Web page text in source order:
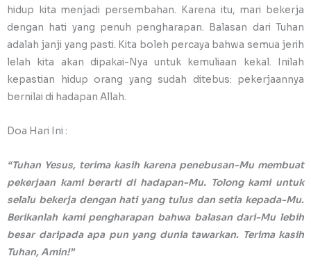
hidup kita menjadi persembahan. Karena itu, mari bekerja
dengan hati yang penuh pengharapan. Balasan dari Tuhan
adalah janji yang pasti. Kita boleh percaya bahwa semua jerih
lelah kita akan dipakai-Nya untuk kemuliaan kekal. Inilah
kepastian hidup orang yang sudah ditebus: pekerjaannya
bernilai di hadapan Allah.
Doa Hari Ini :
“Tuhan Yesus, terima kasih karena penebusan-Mu membuat
pekerjaan kami berarti di hadapan-Mu. Tolong kami untuk
selalu bekerja dengan hati yang tulus dan setia kepada-Mu.
Berikanlah kami pengharapan bahwa balasan dari-Mu lebih
besar daripada apa pun yang dunia tawarkan. Terima kasih
Tuhan, Amin!”